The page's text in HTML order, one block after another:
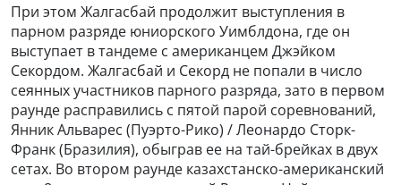
При этом Жалгасбай продолжит выступления в
парном разряде юниорского Уимблдона, где он
выступает в тандеме с американцем Джэйком
Секордом. Жалгасбай и Секорд не попали в число
сеянных участников парного разряда, зато в первом
раунде расправились с пятой парой соревнований,
Янник Альварес (Пуэрто-Рико) / Леонардо Сторк-
Франк (Бразилия), обыграв ее на тай-брейках в двух
сетах. Во втором раунде казахстанско-американский